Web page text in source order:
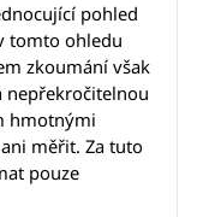
pohled
tomto ohledu
zkoumání však
nepřekročitelnou
hmotnými
měřit. Za tuto
pouze